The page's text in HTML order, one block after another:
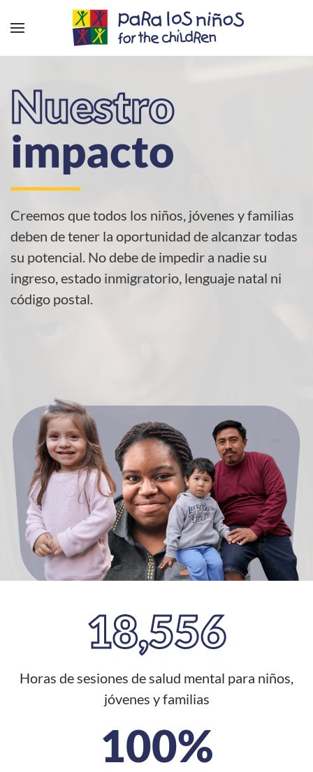
Nuestro
impacto
Creemos que todos los niños, jóvenes y familias
deben de tener la oportunidad de alcanzar todas
su potencial. No debe de impedir a nadie su
ingreso, estado inmigratorio, lenguaje natal ni
código postal.
18,556
Horas de sesiones de salud mental para niños,
jóvenes y familias
100%